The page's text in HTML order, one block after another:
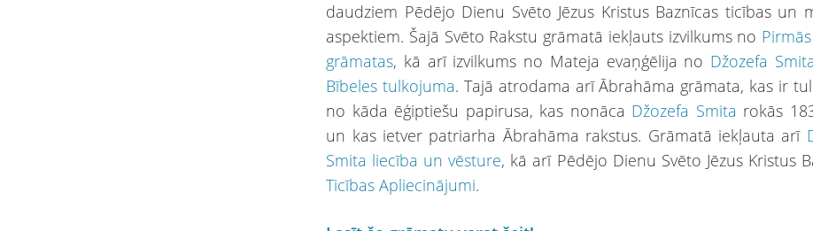
daudziem Pēdējo Dienu Svēto Jēzus Kristus Baznīcas ticības un
aspektiem. Šajā Svēto Rakstu grāmatā iekļauts izvilkums no
grāmatas, kā arī izvilkums no Mateja evaņģēlija no Džozefa
Bībeles tulkojuma. Tajā atrodama arī Ābrahāma grāmata, kas ir
no kāda ēģiptiešu papirusa, kas nonāca Džozefa Smita rokās
un kas ietver patriarha Ābrahāma rakstus. Grāmatā iekļauta arī
Smita liecība un vēsture, kā arī Pēdējo Dienu Svēto Jēzus Kristus
Ticības Apliecinājumi.